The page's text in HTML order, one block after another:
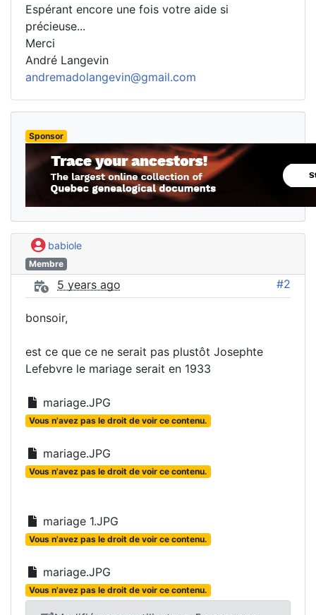
Espérant encore une fois votre aide si
précieuse...
Merci
André Langevin
andremadolangevin@gmail.com
Sponsor
babiole
Membre
5 years ago #2
bonsoir,
est ce que ce ne serait pas plustôt Josephte
Lefebvre le mariage serait en 1933
mariage.JPG
Vous n'avez pas le droit de voir ce contenu.
mariage.JPG
Vous n'avez pas le droit de voir ce contenu.
mariage 1.JPG
Vous n'avez pas le droit de voir ce contenu.
mariage.JPG
Vous n'avez pas le droit de voir ce contenu.